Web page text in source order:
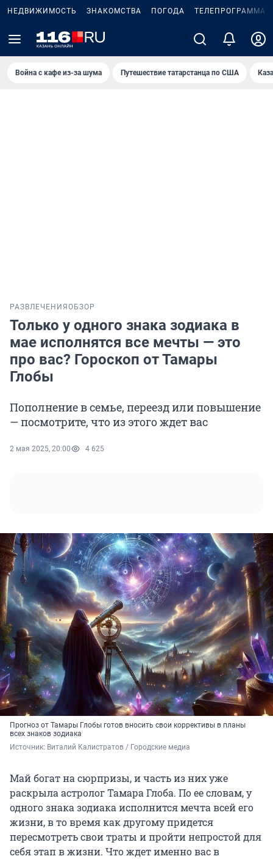
НЕДВИЖИМОСТЬ ЗНАКОМСТВА ПОГОДА ТЕЛЕПРОГРАММА
Война с кафе из-за шума Путешествие татарстанца по США
РАЗВЛЕЧЕНИЯ ОБЗОР
Только у одного знака зодиака в
мае исполнятся все мечты — это
про вас? Гороскоп от Тамары
Глобы
Пополнение в семье, переезд или повышение
— посмотрите, что из этого ждет вас
2 мая 2025, 20:00 4 625
Прогноз от Тамары Глобы готов вносить свои коррективы в планы
всех знаков зодиака
Источник: Виталий Калистратов / Городские медиа
Май богат на сюрпризы, и часть из них уже
раскрыла астролог Тамара Глоба. По ее словам, у
одного знака зодиака исполнится мечта всей его
жизни, в то время как другому придется
пересмотреть свои траты и пройти непростой для
себя этап в жизни. Что ждет именно вас в